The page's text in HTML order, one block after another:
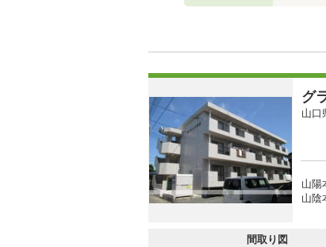
グ
山口
山陽
山陰
間取り図